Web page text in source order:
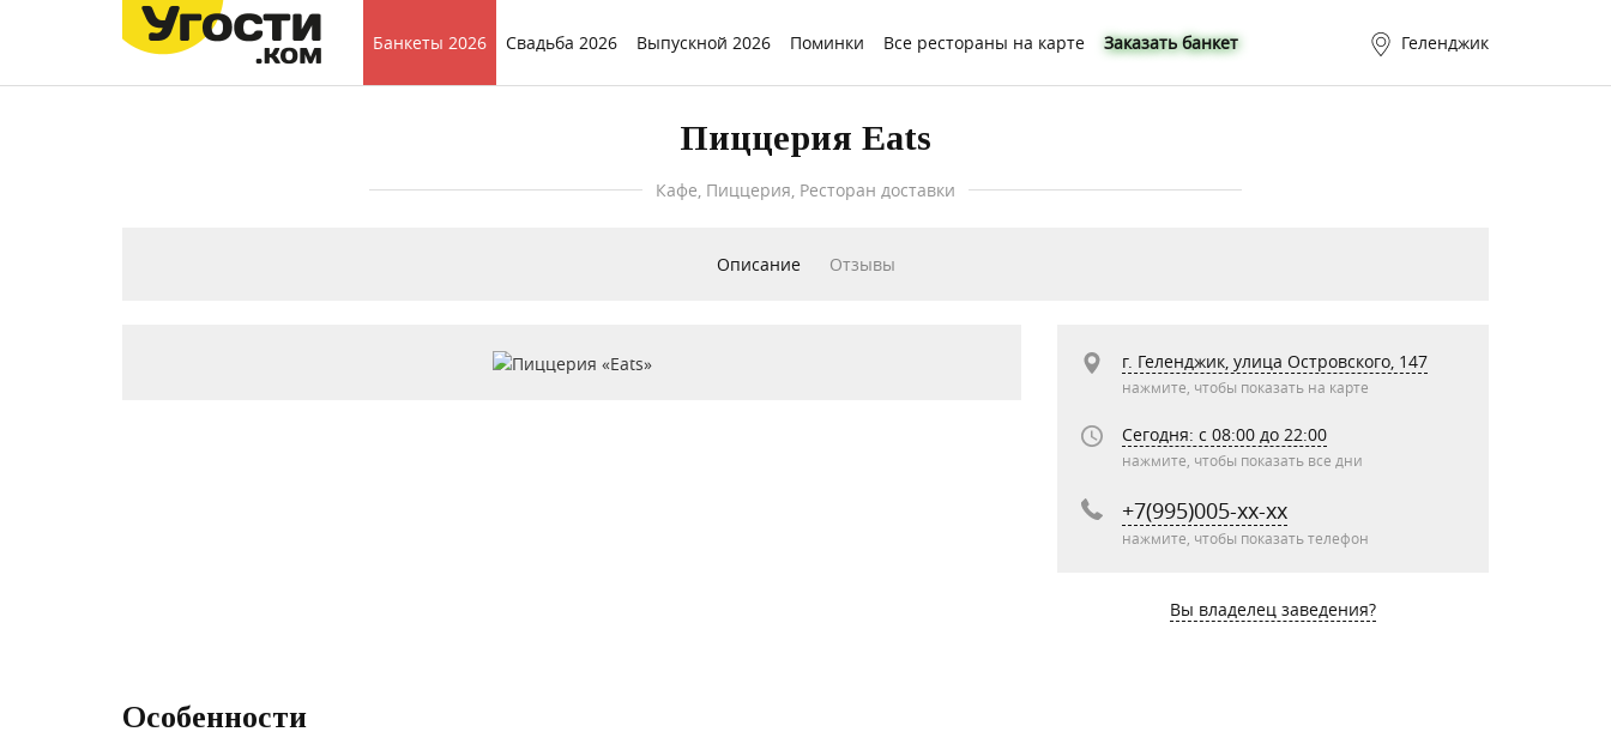
Банкеты 2026 Свадьба 2026 Выпускной 2026 Поминки Все рестораны на карте Заказать банкет Геленджик
Пиццерия Eats
Кафе, Пиццерия, Ресторан доставки
Описание Отзывы
г. Геленджик, улица Островского, 147
нажмите, чтобы показать на карте
Сегодня: c 08:00 до 22:00
нажмите, чтобы показать все дни
+7(995)005-xx-xx
нажмите, чтобы показать телефон
Вы владелец заведения?
Особенности